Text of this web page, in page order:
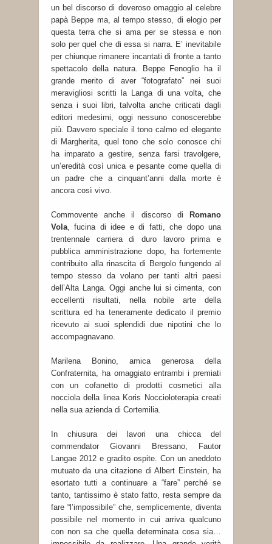
un bel discorso di doveroso omaggio al celebre
papà Beppe ma, al tempo stesso, di elogio per
questa terra che si ama per se stessa e non
solo per quel che di essa si narra. E’ inevitabile
per chiunque rimanere incantati di fronte a tanto
spettacolo della natura. Beppe Fenoglio ha il
grande merito di aver “fotografato” nei suoi
meravigliosi scritti la Langa di una volta, che
senza i suoi libri, talvolta anche criticati dagli
editori medesimi, oggi nessuno conoscerebbe
più. Davvero speciale il tono calmo ed elegante
di Margherita, quel tono che solo conosce chi
ha imparato a gestire, senza farsi travolgere,
un’eredità così unica e pesante come quella di
un padre che a cinquant’anni dalla morte è
ancora così vivo.
Commovente anche il discorso di
Romano
Vola, fucina di idee e di fatti, che dopo una
trentennale carriera di duro lavoro prima e
pubblica amministrazione dopo, ha fortemente
contribuito alla rinascita di Bergolo fungendo al
tempo stesso da volano per tanti altri paesi
dell’Alta Langa. Oggi anche lui si cimenta, con
eccellenti risultati, nella nobile arte della
scrittura ed ha teneramente dedicato il premio
ricevuto ai suoi splendidi due nipotini che lo
accompagnavano.
Marilena Bonino, amica generosa della
Confraternita, ha omaggiato entrambi i premiati
con un cofanetto di prodotti cosmetici alla
nocciola della linea Koris Noccioloterapia creati
nella sua azienda di Cortemilia.
In chiusura dei lavori una chicca del
commendator Giovanni Bressano, Fautor
Langae 2012 e gradito ospite. Con un aneddoto
mutuato da una citazione di Albert Einstein, ha
esortato tutti a continuare a “fare” perché se
tanto, tantissimo è stato fatto, resta sempre da
fare “l’impossibile” che, semplicemente, diventa
possibile nel momento in cui arriva qualcuno
con non sa che quella determinata cosa sia…